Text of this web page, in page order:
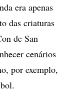
era apenas
das criaturas
de San
cenários
por exemplo,